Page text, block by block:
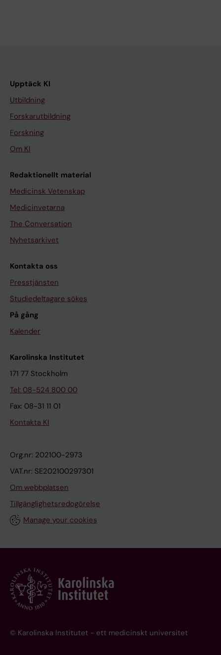
Upptäck KI
Utbildning
Forskarutbildning
Forskning
Om KI
Redaktionellt material
Medicinsk Vetenskap
Medicinvetarna
The Conversation
Nyhetsarkivet
Kontakta oss
Presstjänsten
Studiedeltagare sökes
På gång
Kalender
Karolinska Institutet
171 77 Stockholm
Tel: 08-524 800 00
Fax: 08-31 11 01
Kontakta KI
Org.nr: 202100-2973
VAT.nr: SE202100297301
Om webbplatsen
Tillgänglighetsredogörelse
Manage your cookies
© Karolinska Institutet - ett medicinskt universitet